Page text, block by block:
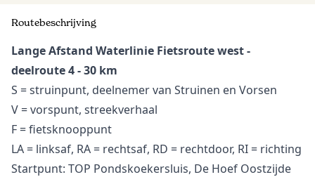
Routebeschrijving
Lange Afstand Waterlinie Fietsroute west -
deelroute 4 - 30 km
S = struinpunt, deelnemer van Struinen en Vorsen
V = vorspunt, streekverhaal
F = fietsknooppunt
LA = linksaf, RA = rechtsaf, RD = rechtdoor, RI = richting
Startpunt: TOP Pondskoekersluis, De Hoef Oostzijde